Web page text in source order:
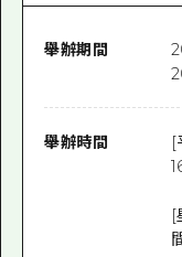
舉辦期間
舉辦時間
[
[